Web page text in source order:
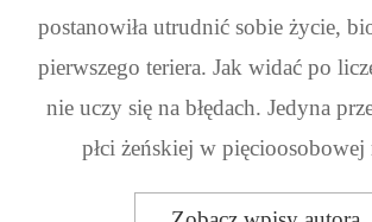
postanowiła utrudnić sobie życie,
pierwszego teriera. Jak widać po
nie uczy się na błędach. Jedyna
płci żeńskiej w pięcioosobowej